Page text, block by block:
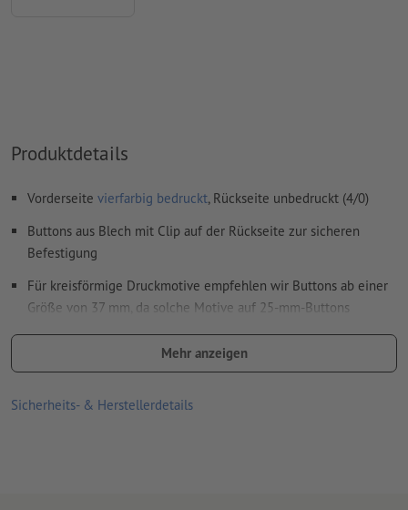
Kommentarewerden gelöscht und nicht gedruckt
Inhalte von Formularfeldernwerden mitgedruckt
Wie lege ich Druckdaten richtig an?
Produktdetails
Vorderseite vierfarbig bedruckt, Rückseite unbedruckt (4/0)
Buttons aus Blech mit Clip auf der Rückseite zur sicheren
Befestigung
Für kreisförmige Druckmotive empfehlen wir Buttons ab einer
Größe von 37 mm, da solche Motive auf 25-mm-Buttons
Für jeden Druckauftrag kann nur ein Motiv hochgeladen
Mehr anzeigen
Sicherheits- & Herstellerdetails